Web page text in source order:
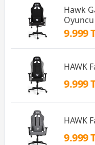
Hawk
9.999
HAWK
9.999
HAWK
9.999